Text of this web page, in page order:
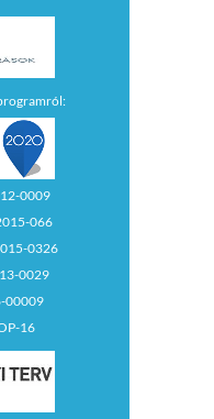
0009
066
0326
0029
00009
16